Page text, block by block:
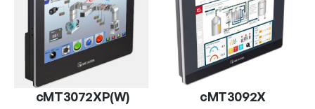
cMT3072XP(W) cMT3092X